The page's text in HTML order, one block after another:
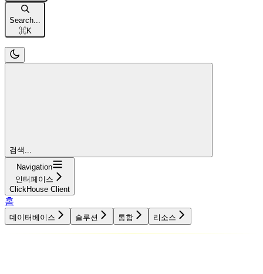
Search...
⌘K
검색...
Navigation
인터페이스
ClickHouse Client
홈
데이터베이스 솔루션 통합 리소스